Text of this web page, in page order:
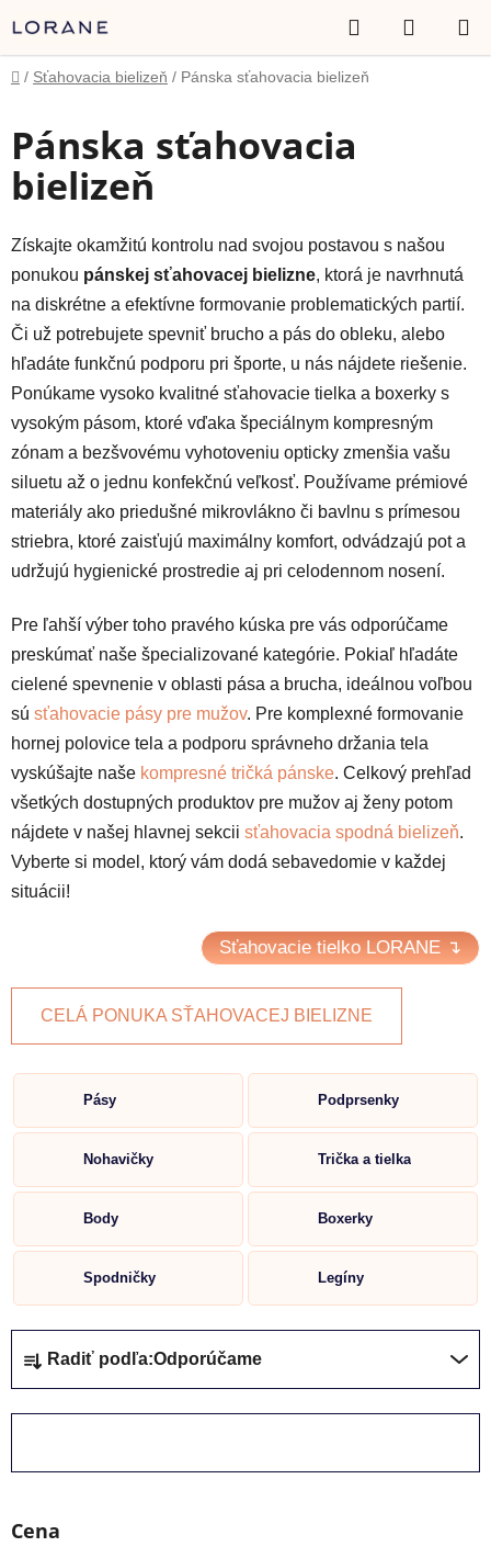
na
obsah
Hľadať
KOŠÍK
Domov
/ Sťahovacia bielizeň / Pánska sťahovacia bielizeň
Pánska sťahovacia
bielizeň
Získajte okamžitú kontrolu nad svojou postavou s našou
ponukou pánskej sťahovacej bielizne, ktorá je navrhnutá
na diskrétne a efektívne formovanie problematických partií.
Či už potrebujete spevniť brucho a pás do obleku, alebo
hľadáte funkčnú podporu pri športe, u nás nájdete riešenie.
Ponúkame vysoko kvalitné sťahovacie tielka a boxerky s
vysokým pásom, ktoré vďaka špeciálnym kompresným
zónam a bezšvovému vyhotoveniu opticky zmenšia vašu
siluetu až o jednu konfekčnú veľkosť. Používame prémiové
materiály ako priedušné mikrovlákno či bavlnu s prímesou
striebra, ktoré zaisťujú maximálny komfort, odvádzajú pot a
udržujú hygienické prostredie aj pri celodennom nosení.
Pre ľahší výber toho pravého kúska pre vás odporúčame
preskúmať naše špecializované kategórie. Pokiaľ hľadáte
cielené spevnenie v oblasti pása a brucha, ideálnou voľbou
sú sťahovacie pásy pre mužov. Pre komplexné formovanie
hornej polovice tela a podporu správneho držania tela
vyskúšajte naše kompresné tričká pánske. Celkový prehľad
všetkých dostupných produktov pre mužov aj ženy potom
nájdete v našej hlavnej sekcii sťahovacia spodná bielizeň.
Vyberte si model, ktorý vám dodá sebavedomie v každej
situácii!
Sťahovacie tielko LORANE ↴
CELÁ PONUKA SŤAHOVACEJ BIELIZNE
Pásy Podprsenky
Nohavičky Trička a tielka
Body Boxerky
Spodničky Legíny
R
a
d
p
Radiť podľa:Odporúčame
Cena